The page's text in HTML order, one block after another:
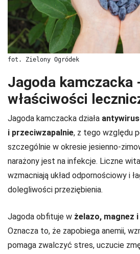
fot. Zielony Ogródek
Jagoda kamczacka
właściwości
Jagoda kamczacka działa
i przeciwzapalnie, z tego względu
szczególnie w okresie jesienno-
narażony jest na infekcje. Liczne
wzmacniają układ odpornościowy i
dolegliwości przeziębienia.
Jagoda obfituje w żelazo, magnez
Oznacza to, że zapobiega anemii,
pomaga zwalczyć stres, uczucie